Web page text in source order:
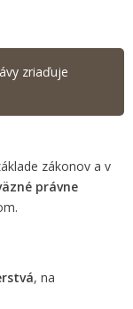
zriaďuje
zákonov a v
právne
, na